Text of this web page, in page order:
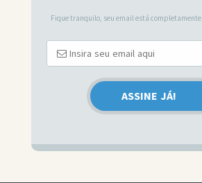
Fique tranquilo, seu email está completamente